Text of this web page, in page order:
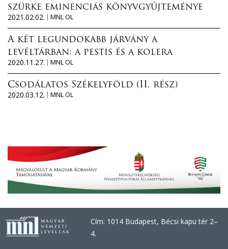
szürke eminenciás könyvgyűjteménye
2021.02.02.
MNL OL
A két legundokabb járvány a
levéltárban: a pestis és a kolera
2020.11.27.
MNL OL
Csodálatos Székelyföld (II. rész)
2020.03.12.
MNL OL
Cím: 1014 Budapest, Bécsi kapu tér 2–
4.